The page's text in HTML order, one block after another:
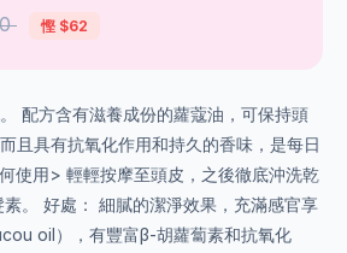
慳 $62
配方含有滋養成份的蘿蔻油，可保持頭
且具有抗氧化作用和持久的香味，是每日
使用> 輕輕按摩至頭皮，之後徹底沖洗乾
。 好處： 細膩的潔淨效果，充滿感官享
oil），有豐富β-胡蘿蔔素和抗氧化